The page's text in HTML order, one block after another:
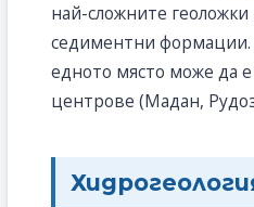
най-сложните
седиментни формации.
едното място може да
центрове (Мадан,